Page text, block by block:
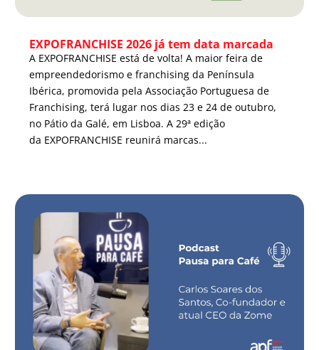
EXPOFRANCHISE 2026 já tem data marcada
A EXPOFRANCHISE está de volta! A maior feira de
empreendedorismo e franchising da Península
Ibérica, promovida pela Associação Portuguesa de
Franchising, terá lugar nos dias 23 e 24 de outubro,
no Pátio da Galé, em Lisboa. A 29ª edição
da EXPOFRANCHISE reunirá marcas...